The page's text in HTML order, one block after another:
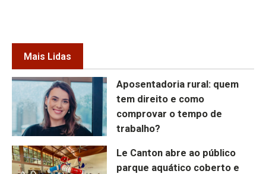
Mais Lidas
Aposentadoria rural: quem
tem direito e como
comprovar o tempo de
trabalho?
Le Canton abre ao público
parque aquático coberto e